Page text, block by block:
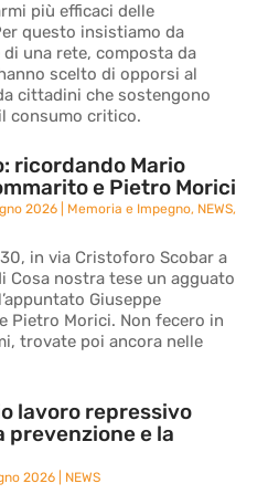
più efficaci delle
questo insistiamo da
una rete, composta da
scelto di opporsi al
cittadini che sostengono
consumo critico.
ricordando Mario
e Pietro Morici
2026 Memoria e Impegno, NEWS,
in via Cristoforo Scobar a
Cosa nostra tese un agguato
Giuseppe
Pietro Morici. Non fecero in
trovate poi ancora nelle
lavoro repressivo
e la
2026 NEWS